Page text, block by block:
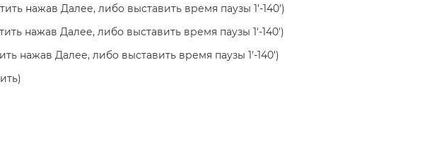
нажав Далее, либо выставить время паузы 1'-140')
нажав Далее, либо выставить время паузы 1'-140')
нажав Далее, либо выставить время паузы 1'-140')